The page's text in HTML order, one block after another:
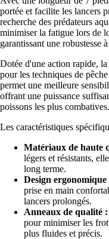
portée et facilite les lancers
recherche des prédateurs
minimiser la fatigue lors de
garantissant une robustesse
Dotée d'une action rapide,
pour les techniques de
permet une meilleure
offrant une puissance
poissons les plus combatives.
Les caractéristiques
Matériaux de haute
légers et résistants,
long terme.
Design ergonomique
prise en main
lancers prolongés.
Anneaux de qualité :
pour minimiser les
plus fluides et précis.